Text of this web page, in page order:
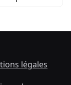
légales